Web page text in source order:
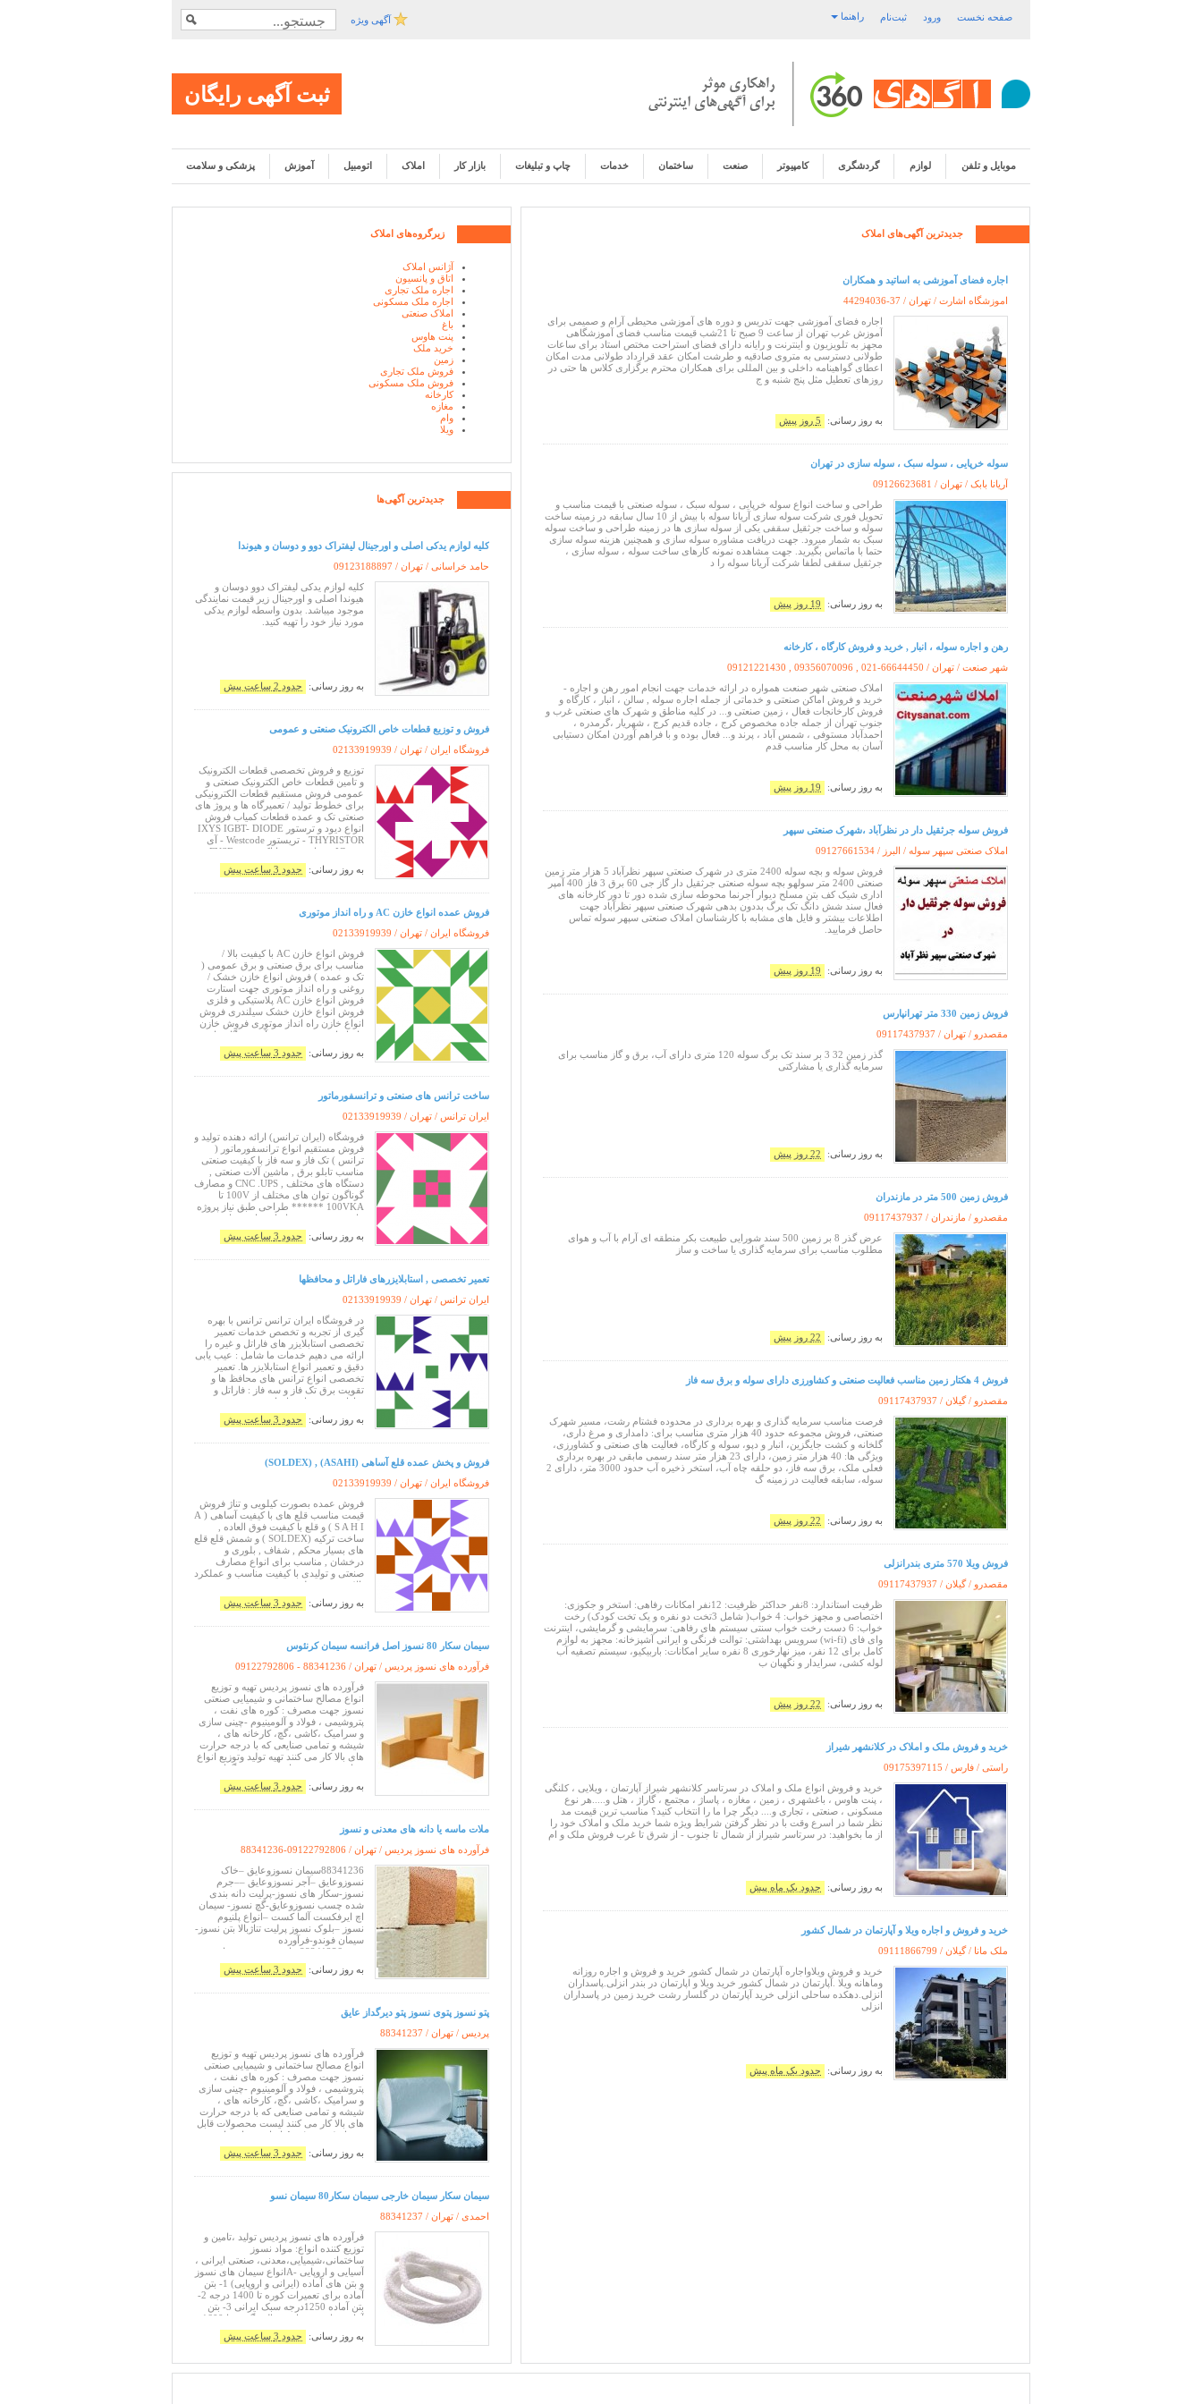
صفحه نخست ورود ثبت‌نام راهنما آگهی ویژه
ثبت آگهی رایگان
پزشکی و سلامت آموزش اتومبیل املاک بازار کار چاپ و تبلیغات خدمات ساختمان صنعت کامپیوتر گردشگری لوازم موبایل و تلفن
جدیدترین آگهی‌های املاک
اجاره فضای آموزشی به اساتید و همکاران
اموزشگاه اشارت / تهران / 44294036-37
اجاره فضای آموزشی جهت تدریس و دوره های آموزشی محیطی آرام و صمیمی برای
آموزش غرب تهران از ساعت 9 صبح تا 21شب قیمت مناسب فضای آموزشگاهی
مجهز به تلویزیون و اینترنت و رایانه دارای فضای استراحت مختص استاد برای ساعات
طولانی دسترسی به متروی صادقیه و طرشت امکان عقد قرارداد طولانی مدت امکان
اعطای گواهینامه داخلی و بین المللی برای همکاران محترم برگزاری کلاس ها حتی در
روزهای تعطیل مثل پنج شنبه و ج
به روز رسانی: 5 روز پیش
سوله خرپایی ، سوله سبک ، سوله سازی در تهران
آریانا بابک / تهران / 09126623681
طراحی و ساخت انواع سوله خرپایی ، سوله سبک ، سوله صنعتی با قیمت مناسب و
تحویل فوری شرکت سوله سازی آریانا سوله با بیش از 10 سال سابقه در زمینه ساخت
سوله و ساخت جرثقیل سقفی یکی از سوله سازی ها در زمینه طراحی و ساخت سوله
سبک به شمار میرود. جهت دریافت مشاوره سوله سازی و همچنین هزینه سوله سازی
حتما با ماتماس بگیرید. جهت مشاهده نمونه کارهای ساخت سوله ، سوله سازی ،
جرثقیل سقفی لطفا شرکت آریانا سوله را د
به روز رسانی: 19 روز پیش
رهن و اجاره سوله ، انبار , خرید و فروش کارگاه ، کارخانه
شهر صنعت / تهران / 09121221430 , 09356070096 , 021-66644450
املاک صنعتی شهر صنعت همواره در ارائه خدمات جهت انجام امور رهن و اجاره -
خرید و فروش اماکن صنعتی و خدماتی از جمله اجاره سوله , سالن ، انبار ، کارگاه و
فروش کارخانجات فعال ، زمین صنعتی و... در کلیه مناطق و شهرک های صنعتی غرب و
جنوب تهران از جمله جاده مخصوص کرج ، جاده قدیم کرج ، شهریار ،گرمدره ،
احمدآباد مستوفی ، شمس آباد ، پرند و... فعال بوده و با فراهم آوردن امکان دستیابی
آسان به محل کار مناسب قدم
به روز رسانی: 19 روز پیش
فروش سوله جرثقیل دار در نظرآباد ،شهرک صنعتی سپهر
املاک صنعتی سپهر سوله / البرز / 09127661534
فروش سوله و بچه سوله 2400 متری در شهرک صنعتی سپهر نظرآباد 5 هزار متر زمین
صنعتی 2400 متر سولهو بچه سوله صنعتی جرثقیل دار گاز جی 60 برق 3 فاز 400 آمپر
اداری شیک کف بتن مسلح دیوار آجرنما محوطه سازی شده دور تا دور کارخانه های
فعال سند شش دانگ تک برگ بددون بدهی شهرک صنعتی سپهر نظرآباد جهت
اطلاعات بیشتر و فایل های مشابه با کارشناسان املاک صنعتی سپهر سوله تماس
حاصل فرمایید.
به روز رسانی: 19 روز پیش
فروش زمین 330 متر تهرانپارس
مقصدرو / تهران / 09117437937
گذر زمین 32 3 بر سند تک برگ سوله 120 متری دارای آب، برق و گاز مناسب برای
سرمایه گذاری یا مشارکتی
به روز رسانی: 22 روز پیش
فروش زمین 500 متر در مازندران
مقصدرو / مازندران / 09117437937
عرض گذر 8 بر زمین 500 سند شورایی طبیعت بکر منطقه ای آرام با آب و هوای
مطلوب مناسب برای سرمایه گذاری یا ساخت و ساز
به روز رسانی: 22 روز پیش
فروش 4 هکتار زمین مناسب فعالیت صنعتی و کشاورزی دارای سوله و برق سه فاز
مقصدرو / گیلان / 09117437937
فرصت مناسب سرمایه گذاری و بهره برداری در محدوده فشتام رشت، مسیر شهرک
صنعتی، فروش مجموعه حدود 40 هزار متری مناسب برای: دامداری و مرغ داری،
گلخانه و کشت جایگزین، انبار و دپو، سوله و کارگاه، فعالیت های صنعتی و کشاورزی،
ویژگی ها: 40 هزار متر زمین، دارای 23 هزار متر سند رسمی مابقی در بهره برداری
فعلی ملک، برق سه فاز، دو حلقه چاه آب، استخر ذخیره آب حدود 3000 متر، دارای 2
سوله، سابقه فعالیت در زمینه گ
به روز رسانی: 22 روز پیش
فروش ویلا 570 متری بندرانزلی
مقصدرو / گیلان / 09117437937
ظرفیت استاندارد: 8نفر حداکثر ظرفیت: 12نفر امکانات رفاهی: استخر و جکوزی:
اختصاصی و مجهز خواب: 4 خواب( شامل 3تخت دو نفره و یک تخت کودک) رخت
خواب: 6 دست رخت خواب سنتی سیستم های رفاهی: سرمایشی و گرمایشی، اینترنت
وای فای (wi-fi) سرویس بهداشتی: توالت فرنگی و ایرانی آشپزخانه: مجهز به لوازم
کامل برای 12 نفر، میز نهارخوری 8 نفره سایر امکانات: باربیکیو، سیستم تصفیه آب
لوله کشی، سرایدار و نگهبان ب
به روز رسانی: 22 روز پیش
خرید و فروش ملک و املاک در کلانشهر شیراز
راستی / فارس / 09175397115
خرید و فروش انواع ملک و املاک در سرتاسر کلانشهر شیراز آپارتمان ، ویلایی ، کلنگی
، پنت هاوس ، باغشهری ، زمین ، مغازه ، پاساژ ، مجتمع ، گاراژ ، هتل و.....هر نوع
مسکونی ، صنعتی ، تجاری و.... دیگر چرا ما را انتخاب کنید؟ مناسب ترین قیمت مد
نظر شما در اسرع وقت با در نظر گرفتن شرایط ویژه شما خرید ملک و املاک خود را
از ما بخواهید: در سرتاسر شیراز از شمال تا جنوب - از شرق تا غرب فروش ملک و ام
به روز رسانی: حدود یک ماه پیش
خرید و فروش و اجاره ویلا و آپارتمان در شمال کشور
ملک مانا / گیلان / 09111866799
خرید و فروش ویلاواجاره آپارتمان در شمال کشور خرید و فروش و اجاره روزانه
وماهانه ویلا .آپارتمان در شمال کشور خرید ویلا و اپارتمان در بندر انزلی.پاسداران
انزلی.دهکده ساحلی انزلی خرید آپارتمان در گلسار رشت خرید زمین در پاسداران
انزلی
به روز رسانی: حدود یک ماه پیش
زیرگروه‌های املاک
آژانس املاک
اتاق و پانسیون
اجاره ملک تجاری
اجاره ملک مسکونی
املاک صنعتی
باغ
پنت هاوس
خرید ملک
زمین
فروش ملک تجاری
فروش ملک مسکونی
کارخانه
مغازه
وام
ویلا
جدیدترین آگهی‌ها
کلیه لوازم یدکی اصلی و اورجینال لیفتراک دوو و دوسان و هیوندا
حامد خراسانی / تهران / 09123188897
کلیه لوازم یدکی لیفتراک دوو دوسان و
هیوندا اصلی و اورجینال زیر قیمت نمایندگی
موجود میباشد. بدون واسطه لوازم یدکی
مورد نیاز خود را تهیه کنید.
به روز رسانی: حدود 2 ساعت پیش
فروش و توزیع قطعات خاص الکترونیک صنعتی و عمومی
فروشگاه ایران / تهران / 02133919939
توزیع و فروش تخصصی قطعات الکترونیک
و تامین قطعات خاص الکترونیک صنعتی و
عمومی فروش مستقیم قطعات الکترونیکی
برای خطوط تولید / تعمیرگاه ها و پروژ های
صنعتی تک و عمده قطعات کمیاب فروش
انواع دیود و ترستور IXYS IGBT- DIODE
- THYRISTOR تریستور Westcode - آی
تریستور , ولوم , پین هدر , کریستال , رله ,
دیود , فست دیود DIOD , وریستور
به روز رسانی: حدود 3 ساعت پیش
فروش عمده انواع خازن AC و راه انداز موتوری
فروشگاه ایران / تهران / 02133919939
فروش انواع خازن AC با کیفیت بالا /
مناسب برای برق صنعتی و برق عمومی (
تک و عمده ) فروش انواع خازن خشک /
روغنی و راه انداز موتوری جهت استارت
فروش انواع خازن AC پلاستیکی و فلزی
فروش انواع خازن خشک سیلندری فروش
انواع خازن راه انداز موتوری فروش خازن
راه انداز مخصوص پمپ آب دستگاه های
صنعتی فروش انواع خازن یخچالی و مایکرو
ویو فروش انواع خازن روغنی فروش انواع
به روز رسانی: حدود 3 ساعت پیش
ساخت ترانس های صنعتی و ترانسفورماتور
ایران ترانس / تهران / 02133919939
فروشگاه (ایران ترانس) ارائه دهنده تولید و
فروش مستقیم انواع ترانسفورماتور (
ترانس ) تک فاز و سه فاز با کیفیت صنعتی
مناسب تابلو برق , ماشین آلات صنعتی ,
دستگاه های مختلف , CNC .UPS و مصارف
گوناگون توان های مختلف از 100V تا
100VKA ****** طراحی طبق نیاز پروژه
های صنعتی فروش انواع ترانس ها و
ترانسفورماتورها .... فروش انواع ترانس
به روز رسانی: حدود 3 ساعت پیش
تعمیر تخصصی , استابلایزرهای فاراتل و محافظها
ایران ترانس / تهران / 02133919939
در فروشگاه ایران ترانس ترانس با بهره
گیری از تجربه و تخصص خدمات تعمیر
تخصصی استابلایزر های فاراتل و غیره را
ارائه می دهیم خدمات ما شامل : عیب یابی
دقیق و تعمیر انواع استابلایزر ها. تعمیر
تخصصی انواع ترانس های محافظ ها و
تقویت برق تک فاز و سه فاز : فاراتل و
سارا و نمونه های وارداتی ... فروش و تعمیر
به روز رسانی: حدود 3 ساعت پیش
فروش و پخش عمده قلع آساهی (ASAHI) , (SOLDEX)
فروشگاه ایران / تهران / 02133919939
فروش عمده بصورت کیلویی و تناژ فروش
قیمت مناسب قلع های با کیفیت آساهی ( A
S A H I ) و قلع با کیفیت فوق العاده ,
ساخت ترکیه (SOLDEX ) و شمش قلع قلع
های بسیار محکم , شفاف , بلوری و
درخشان , مناسب برای انواع مصارف
صنعتی و تولیدی با کیفیت مناسب و عملکرد
بالا در تست تولید فروش بصورت قرقره و
شمش 0/63 TIN 0/37 LEAD 0.8 mm
0.75 mm 250 gr 100 gr ترکیب: Sn63 /
به روز رسانی: حدود 3 ساعت پیش
سیمان سکار 80 نسوز اصل فرانسه سیمان کرنئوس
فرآورده های نسوز پردیس / تهران / 09122792806 - 88341236
فرآورده های نسوز پردیس تهیه و توزیع
انواع مصالح ساختمانی و شیمیایی صنعتی
نسوز جهت مصرف : کوره های نفت ،
پتروشیمی ، فولاد و آلومینیوم -چینی سازی
و سرامیک ،کاشی ،گچ، کارخانه های ،
شیشه و تمامی صنایعی که با درجه حرارت
های بالا کار می کنند تهیه تولید وتوزیع انواع
مواد معدنی وشیمیایی نسوز دیر گداز
وعایق ضد آتش ضد حریق مقاوم در برابر
شعله ودما شامل :سیمان نسوز گچ نسوز
به روز رسانی: حدود 3 ساعت پیش
ملات ماسه یا دانه های معدنی و نسوز
فرآورده های نسوز پردیس / تهران / 88341236-09122792806
88341236سیمان نسوزوعایق –خاک
نسوزوعایق –آجر نسوزوعایق ––جرم
نسوز-سکار های نسوز-پرلیت دانه بندی
شده چسب نسوزوعایق-گچ نسوز- سیمان
اچ ایرفکست آلما کست –انواع پلنیوم
نسوز –بلوک نسوز پرلیت تناژبالا بتن نسوز-
سیمان فوندو-فرآورده
نسوز88341236شاموت نسوز-سیمان
پردیس بتن تهیه و توزیع انواع مصالح
ساختمانی و شیمیایی صنعتی نسوز جهت
گچ ،
به روز رسانی: حدود 3 ساعت پیش
پتو نسوز پتوی نسوز پتو دیرگداز عایق
پردیس / تهران / 88341237
فرآورده های نسوز پردیس تهیه و توزیع
انواع مصالح ساختمانی و شیمیایی صنعتی
نسوز جهت مصرف : کوره های نفت ،
پتروشیمی ، فولاد و آلومینیوم -چینی سازی
و سرامیک ،کاشی ،گچ، کارخانه های ،
شیشه و تمامی صنایعی که با درجه حرارت
های بالا کار می کنند لیست محصولات قابل
تحویل ( فوری ) --A انواع سیمان های
نسوز (ایرانی و اروپایی) 1- سیمان نسوز
جهت تعمیرات کوره تا 1250 درجه اصفهان
به روز رسانی: حدود 3 ساعت پیش
سیمان سکار سیمان خارجی سیمان سکار80 سیمان نسو
احمدی / تهران / 88341237
فرآورده های نسوز پردیس تولید ،تامین و
توزیع کننده انواع: مواد نسوز
ساختمانی،شیمیایی،معدنی، صنعتی ایرانی ،
آسیایی و اروپایی -Aانواع سیمان های نسوز
و بتن های آماده (ایرانی و اروپایی) 1- بتن
آماده برای تعمیرات کوره تا 1400 درجه 2-
بتن آماده 1250درجه سبک ایرانی 3- بتن
آماده برای تعمیرات و قالب گیری تا 1600
درجه 4- سیمان نسوز اصفهان جهت
تعمیرات کوره تا 1260 درجه 5- سیمان
به روز رسانی: حدود 3 ساعت پیش